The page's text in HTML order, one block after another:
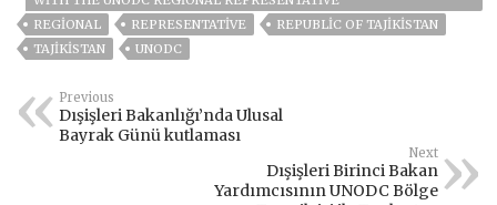
REGIONAL
REPRESENTATIVE
REPUBLIC OF TAJIKISTAN
TAJIKISTAN
UNODC
Previous
Dışişleri Bakanlığı’nda Ulusal
Bayrak Günü kutlaması
Next
Dışişleri Birinci Bakan
Yardımcısının UNODC Bölge